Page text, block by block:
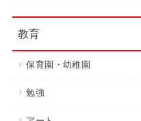
教育
保育園・幼稚園
勉強